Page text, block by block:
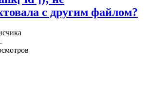
с другим файлом?